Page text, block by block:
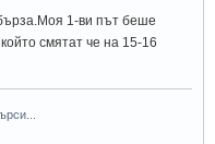
1-ви път беше
смятат че на 15-16